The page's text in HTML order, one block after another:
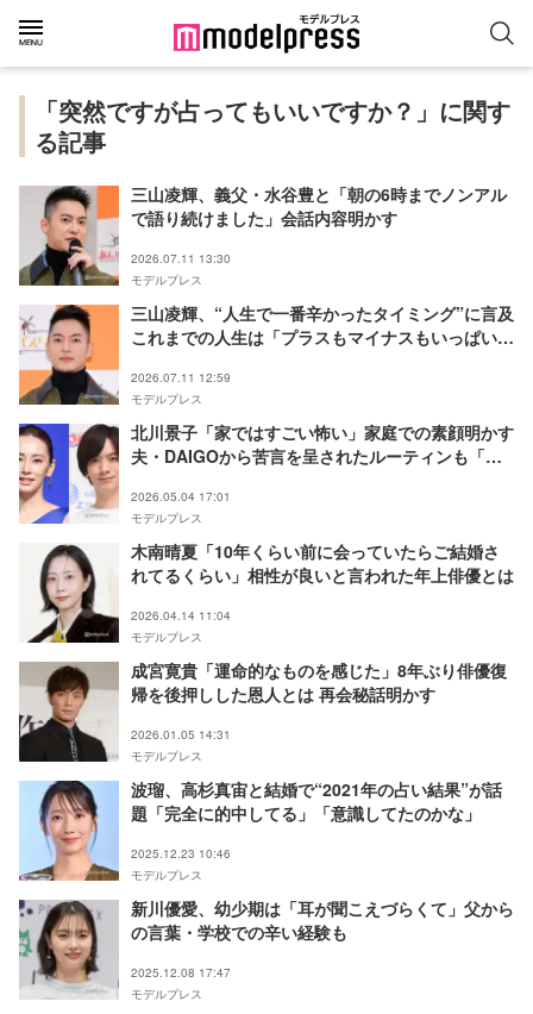
「突然ですが占ってもいいですか？」に関す
る記事
三山凌輝、義父・水谷豊と「朝の6時までノンアル
で語り続けました」会話内容明かす
2026.07.11 13:30
モデルプレス
三山凌輝、“人生で一番辛かったタイミング”に言及
これまでの人生は「プラスもマイナスもいっぱい経
2026.07.11 12:59
モデルプレス
北川景子「家ではすごい怖い」家庭での素顔明かす
夫・DAIGOから苦言を呈されたルーティンも「ヤ
2026.05.04 17:01
モデルプレス
木南晴夏「10年くらい前に会っていたらご結婚さ
れてるくらい」相性が良いと言われた年上俳優とは
2026.04.14 11:04
モデルプレス
成宮寛貴「運命的なものを感じた」8年ぶり俳優復
帰を後押しした恩人とは 再会秘話明かす
2026.01.05 14:31
モデルプレス
波瑠、高杉真宙と結婚で“2021年の占い結果”が話
題「完全に的中してる」「意識してたのかな」
2025.12.23 10:46
モデルプレス
新川優愛、幼少期は「耳が聞こえづらくて」父から
の言葉・学校での辛い経験も
2025.12.08 17:47
モデルプレス